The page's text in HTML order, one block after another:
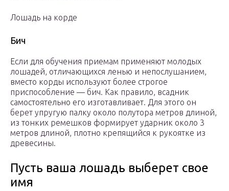
Лошадь на корде
Бич
Если для обучения приемам применяют молодых
лошадей, отличающихся ленью и непослушанием,
вместо корды используют более строгое
приспособление — бич. Как правило, всадник
самостоятельно его изготавливает. Для этого он
берет упругую палку около полутора метров длиной,
из тонких ремешков формирует ударник около 3
метров длиной, плотно крепящийся к рукоятке из
древесины.
Пусть ваша лошадь выберет свое
имя